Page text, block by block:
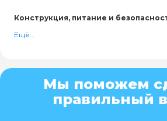
Конструкция, питание и
Ещё...
Мы поможем
правильный